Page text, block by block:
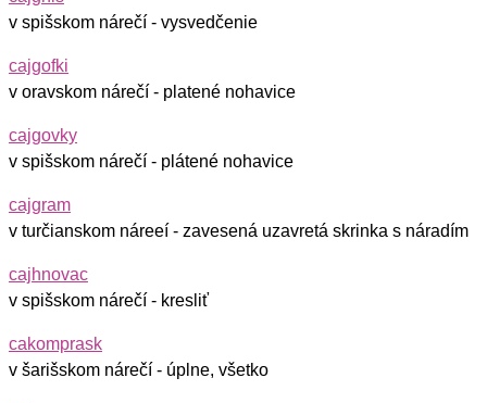
v spišskom nárečí - vysvedčenie
cajgofki
v oravskom nárečí - platené nohavice
cajgovky
v spišskom nárečí - plátené nohavice
cajgram
v turčianskom náreeí - zavesená uzavretá skrinka s náradím
cajhnovac
v spišskom nárečí - kresliť
cakomprask
v šarišskom nárečí - úplne, všetko